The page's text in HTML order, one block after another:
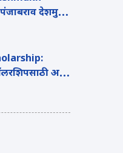
देशमुख
योजना काय
अर्ज
तारीख…